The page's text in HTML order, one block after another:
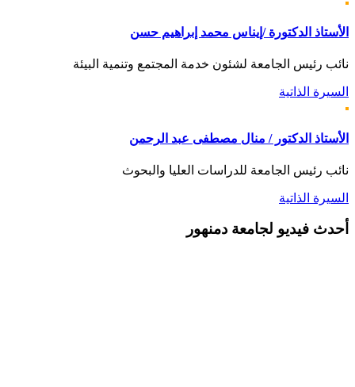
الأستاذ الدكتورة /إيناس محمد إبراهيم حسن
نائب رئيس الجامعة لشئون خدمة المجتمع وتنمية البيئة
السيرة الذاتية
الأستاذ الدكتور / منال مصطفى عبد الرحمن
نائب رئيس الجامعة للدراسات العليا والبحوث
السيرة الذاتية
أحدث فيديو لجامعة دمنهور